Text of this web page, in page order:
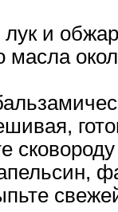
и
масла